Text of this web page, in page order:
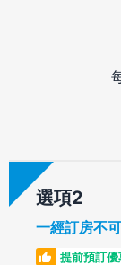
選項
一經訂房不
提前預訂